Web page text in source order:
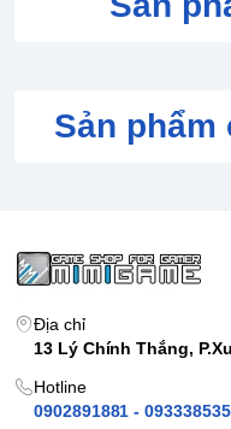
Sản phẩm
Địa chỉ
13 Lý Chính Thắng,
Hotline
0902891881 -